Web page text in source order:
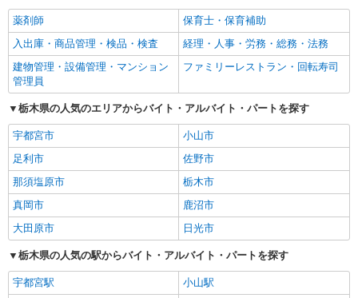
薬剤師
保育士・保育補助
入出庫・商品管理・検品・検査
経理・人事・労務・総務・法務
建物管理・設備管理・マンション
管理員
ファミリーレストラン・回転寿司
栃木県の人気のエリアからバイト・アルバイト・パートを探す
宇都宮市
小山市
足利市
佐野市
那須塩原市
栃木市
真岡市
鹿沼市
大田原市
日光市
栃木県の人気の駅からバイト・アルバイト・パートを探す
宇都宮駅
小山駅